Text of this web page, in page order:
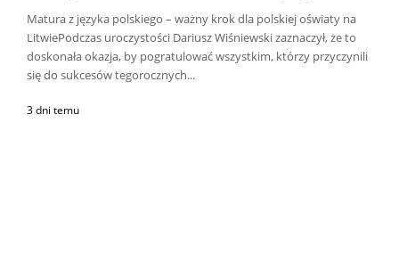
Matura z języka polskiego – ważny krok dla polskiej oświaty na
LitwiePodczas uroczystości Dariusz Wiśniewski zaznaczył, że to
doskonała okazja, by pogratulować wszystkim, którzy przyczynili
się do sukcesów tegorocznych...
3 dni temu